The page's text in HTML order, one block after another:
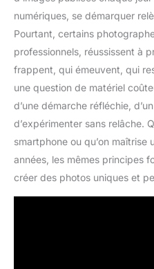
numériques, se démarquer
Pourtant, certains
professionnels, réussissent à
frappent, qui émeuvent, qui
une question de matériel
d’une démarche réfléchie,
d’expérimenter sans relâche.
smartphone ou qu’on
années, les mêmes principes
créer des photos uniques et